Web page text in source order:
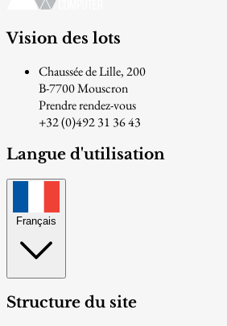
Vision des lots
Chaussée de Lille, 200
B-7700 Mouscron
Prendre rendez-vous
+32 (0)492 31 36 43
Langue d'utilisation
Français
Structure du site